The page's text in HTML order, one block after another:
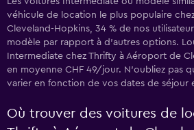
véhicule de location le plus populaire
Cleveland-Hopkins, 34 % de nos
modèle par rapport à d’autres options.
Intermediate chez Thrifty à Aéroport de
en moyenne CHF 49/jour. N'oubliez pas
varier en fonction de vos dates de séjour
Où trouver des voitures de